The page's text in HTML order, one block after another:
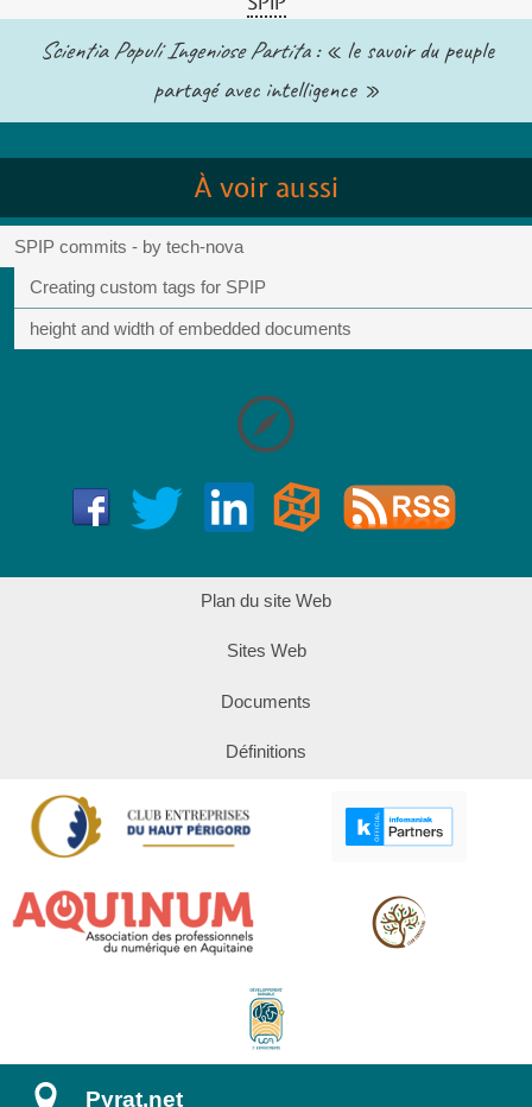
Scientia Populi Ingeniose Partita: « le savoir du peuple
partagé avec intelligence »
À voir aussi
SPIP commits - by tech-nova
Creating custom tags for SPIP
height and width of embedded documents
Plan du site Web
Sites Web
Documents
Définitions
Pyrat.net